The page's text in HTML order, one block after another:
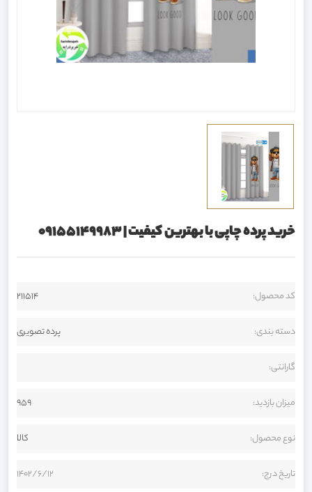
خرید پرده چاپی با بهترین کیفیت | 09155149983
کد محصول: 211514
دسته بندی: پرده تصویری
گارانتی:
میزان بازدید: 959
نوع محصول: کالا
تاریخ درج: 1402/6/12